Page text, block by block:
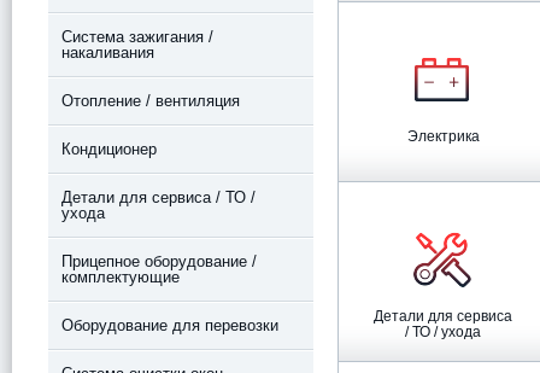
Система зажигания /
накаливания
Отопление / вентиляция
Кондиционер
Детали для сервиса / ТО /
ухода
Прицепное оборудование /
комплектующие
Оборудование для перевозки
Электрика
Детали для сервиса
/ ТО / ухода